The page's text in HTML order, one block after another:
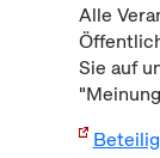
Alle
Sie auf